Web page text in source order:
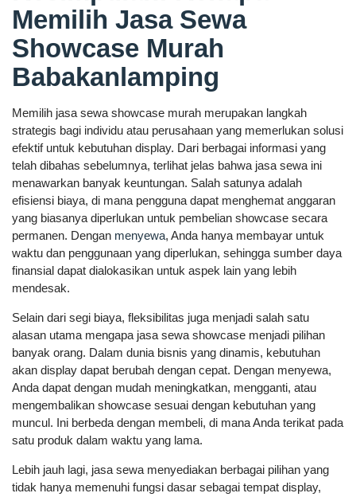
Memilih Jasa Sewa
Showcase Murah
Babakanlamping
Memilih jasa sewa showcase murah merupakan langkah
strategis bagi individu atau perusahaan yang memerlukan solusi
efektif untuk kebutuhan display. Dari berbagai informasi yang
telah dibahas sebelumnya, terlihat jelas bahwa jasa sewa ini
menawarkan banyak keuntungan. Salah satunya adalah
efisiensi biaya, di mana pengguna dapat menghemat anggaran
yang biasanya diperlukan untuk pembelian showcase secara
permanen. Dengan menyewa, Anda hanya membayar untuk
waktu dan penggunaan yang diperlukan, sehingga sumber daya
finansial dapat dialokasikan untuk aspek lain yang lebih
mendesak.
Selain dari segi biaya, fleksibilitas juga menjadi salah satu
alasan utama mengapa jasa sewa showcase menjadi pilihan
banyak orang. Dalam dunia bisnis yang dinamis, kebutuhan
akan display dapat berubah dengan cepat. Dengan menyewa,
Anda dapat dengan mudah meningkatkan, mengganti, atau
mengembalikan showcase sesuai dengan kebutuhan yang
muncul. Ini berbeda dengan membeli, di mana Anda terikat pada
satu produk dalam waktu yang lama.
Lebih jauh lagi, jasa sewa menyediakan berbagai pilihan yang
tidak hanya memenuhi fungsi dasar sebagai tempat display,